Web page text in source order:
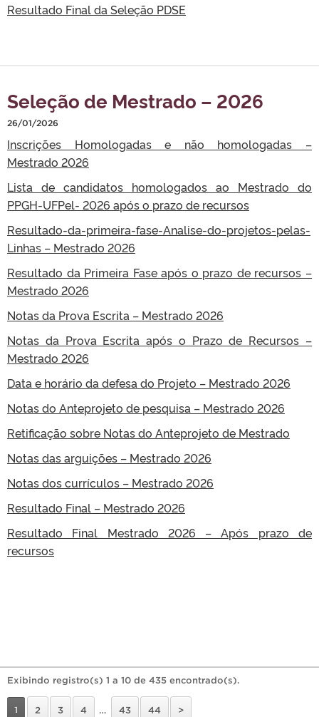
Resultado Final da Seleção PDSE
Seleção de Mestrado – 2026
26/01/2026
Inscrições Homologadas e não homologadas –
Mestrado 2026
Lista de candidatos homologados ao Mestrado do
PPGH-UFPel- 2026 após o prazo de recursos
Resultado-da-primeira-fase-Analise-do-projetos-pelas-
Linhas – Mestrado 2026
Resultado da Primeira Fase após o prazo de recursos –
Mestrado 2026
Notas da Prova Escrita – Mestrado 2026
Notas da Prova Escrita após o Prazo de Recursos –
Mestrado 2026
Data e horário da defesa do Projeto – Mestrado 2026
Notas do Anteprojeto de pesquisa – Mestrado 2026
Retificação sobre Notas do Anteprojeto de Mestrado
Notas das arguições – Mestrado 2026
Notas dos currículos – Mestrado 2026
Resultado Final – Mestrado 2026
Resultado Final Mestrado 2026 – Após prazo de
recursos
Exibindo registro(s) 1 a 10 de 435 encontrado(s).
1 2 3 4 … 43 44 >